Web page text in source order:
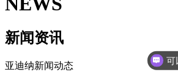
新闻资讯
亚迪纳新闻动态